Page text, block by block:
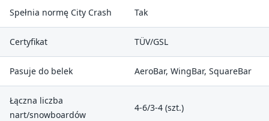
Spełnia normę City Crash Tak
Certyfikat TÜV/GSL
Pasuje do belek AeroBar, WingBar, SquareBar
Łączna liczba
nart/snowboardów
4-6/3-4 (szt.)